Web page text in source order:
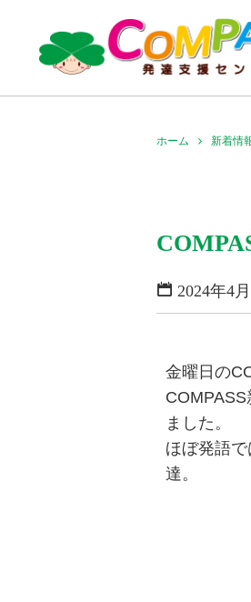
ホーム 新着情
2024年4
金曜日の
ました。
ほぼ発語
達。